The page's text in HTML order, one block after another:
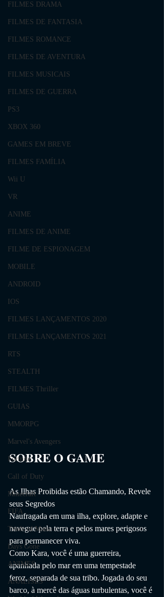
FILMES DRAMA
FILMES DE FANTASIA
FILMES ROMANCE
FILMES DE AVENTURA
FILMES MUSICAIS
FILMES DE GUERRA
PS3
XBOX 360
GAMES EM BREVE
FILMES FAMÍLIA
Wii U
VR
ANIME
FILMES DE ANIME
FILME DE ESPIONAGEM
MOBILE
ANDROID
IOS
FILMES LANÇAMENTOS 2020
FILMES LANÇAMENTOS 2021
RTS
STEALTH
FILMES Thriller
GUIAS
MMORPG
Marvel's Avengers
Fortnite
Call of Duty
Minecraft
FIFA
Trials of Mana
Days Gone
ANIMES
ANÁLISES
SOBRE O GAME
As Ilhas Proibidas estão Chamando, Revele
seus Segredos
Naufragada em uma ilha, explore, adapte e
navegue pela terra e pelos mares perigosos
para permanecer viva.
Como Kara, você é uma guerreira,
apanhada pelo mar em uma tempestade
feroz, separada de sua tribo. Jogada do seu
barco, à mercê das águas turbulentas, você é